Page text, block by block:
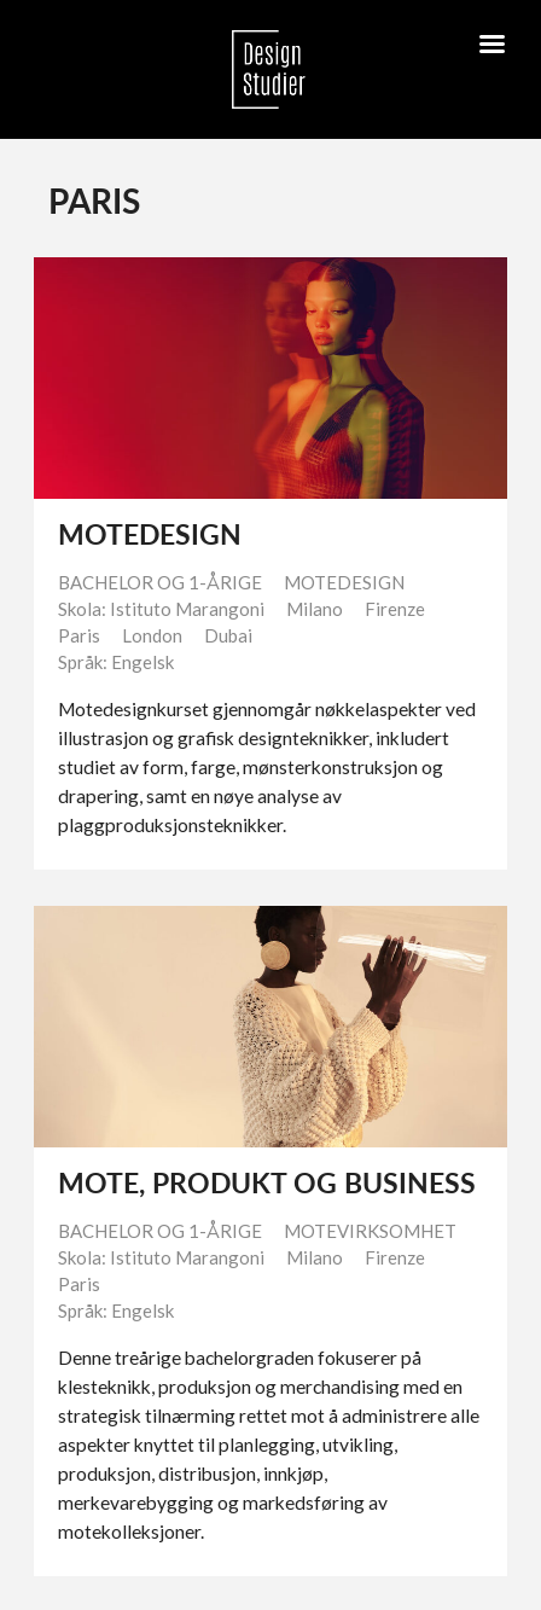
PARIS
MOTEDESIGN
BACHELOR OG 1-ÅRIGE
MOTEDESIGN
Skola: Istituto Marangoni
Milano
Firenze
Paris
London
Dubai
Språk: Engelsk
Motedesignkurset gjennomgår nøkkelaspekter ved
illustrasjon og grafisk designteknikker, inkludert
studiet av form, farge, mønsterkonstruksjon og
drapering, samt en nøye analyse av
plaggproduksjonsteknikker.
MOTE, PRODUKT OG BUSINESS
BACHELOR OG 1-ÅRIGE
MOTEVIRKSOMHET
Skola: Istituto Marangoni
Milano
Firenze
Paris
Språk: Engelsk
Denne treårige bachelorgraden fokuserer på
klesteknikk, produksjon og merchandising med en
strategisk tilnærming rettet mot å administrere alle
aspekter knyttet til planlegging, utvikling,
produksjon, distribusjon, innkjøp,
merkevarebygging og markedsføring av
motekolleksjoner.